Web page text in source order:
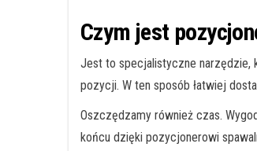
Czym jest
Jest to specjalistyczne narzędzie,
pozycji. W ten sposób łatwiej
Oszczędzamy również czas.
końcu dzięki pozycjonerowi